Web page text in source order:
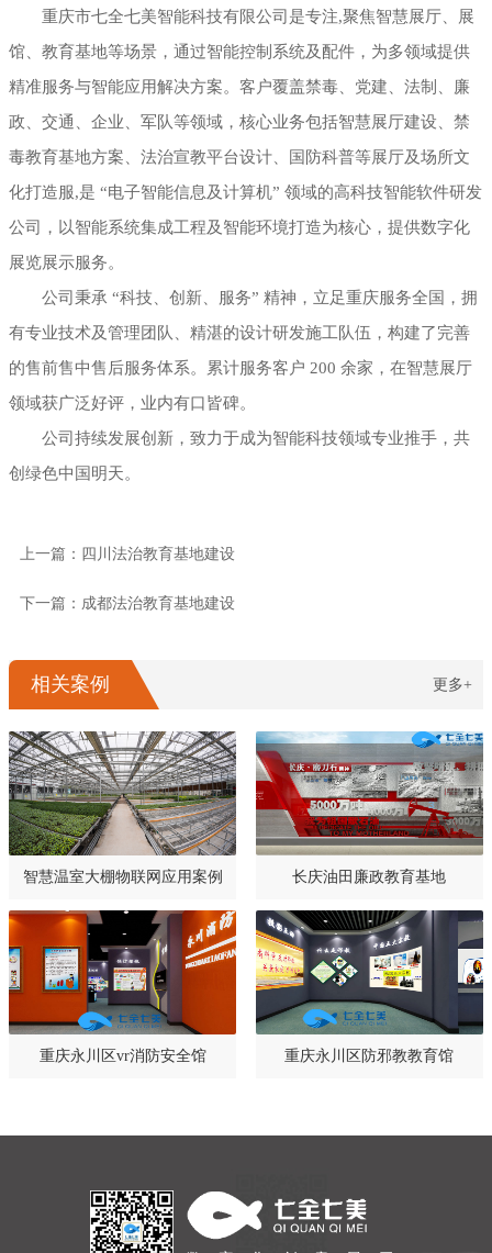
重庆市七全七美智能科技有限公司是专注,聚焦智慧展厅、展
馆、教育基地等场景，通过智能控制系统及配件，为多领域提供
精准服务与智能应用解决方案。客户覆盖禁毒、党建、法制、廉
政、交通、企业、军队等领域，核心业务包括智慧展厅建设、禁
毒教育基地方案、法治宣教平台设计、国防科普等展厅及场所文
化打造服,是 “电子智能信息及计算机” 领域的高科技智能软件研发
公司，以智能系统集成工程及智能环境打造为核心，提供数字化
展览展示服务。
公司秉承 “科技、创新、服务” 精神，立足重庆服务全国，拥
有专业技术及管理团队、精湛的设计研发施工队伍，构建了完善
的售前售中售后服务体系。累计服务客户 200 余家，在智慧展厅
领域获广泛好评，业内有口皆碑。
公司持续发展创新，致力于成为智能科技领域专业推手，共
创绿色中国明天。
上一篇：四川法治教育基地建设
下一篇：成都法治教育基地建设
相关案例 更多+
智慧温室大棚物联网应用案例 长庆油田廉政教育基地
重庆永川区vr消防安全馆 重庆永川区防邪教教育馆